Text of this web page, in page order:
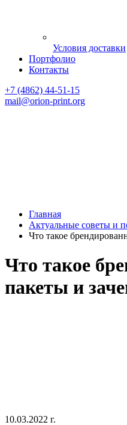
Условия доставки
Портфолио
Контакты
+7 (4862) 44-51-15
mail@orion-print.org
Главная
Актуальные советы и
Что такое
Что такое
пакеты и
10.03.2022 г.